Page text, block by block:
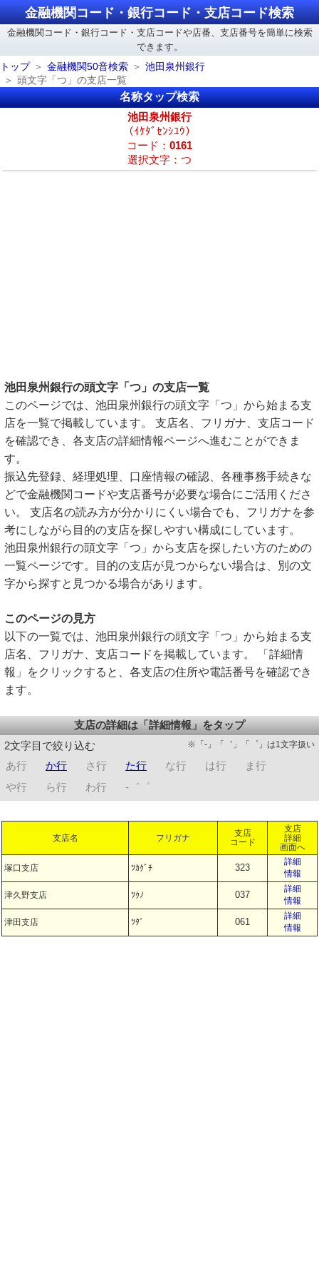
金融機関コード・銀行コード・支店コード検索
金融機関コード・銀行コード・支店コードや店番、支店番号を簡単に検索
できます。
トップ
金融機関50音検索
池田泉州銀行
頭文字「つ」の支店一覧
名称タップ検索
池田泉州銀行
（ｲｹﾀﾞｾﾝｼﾕｳ）
コード： 0161
選択文字：つ
池田泉州銀行の頭文字「つ」の支店一覧
このページでは、池田泉州銀行の頭文字「つ」から始まる支
店を一覧で掲載しています。 支店名、フリガナ、支店コード
を確認でき、各支店の詳細情報ページへ進むことができま
す。
振込先登録、経理処理、口座情報の確認、各種事務手続きな
どで金融機関コードや支店番号が必要な場合にご活用くださ
い。 支店名の読み方が分かりにくい場合でも、フリガナを参
考にしながら目的の支店を探しやすい構成にしています。
池田泉州銀行の頭文字「つ」から支店を探したい方のための
一覧ページです。目的の支店が見つからない場合は、別の文
字から探すと見つかる場合があります。
このページの見方
以下の一覧では、池田泉州銀行の頭文字「つ」から始まる支
店名、フリガナ、支店コードを掲載しています。 「詳細情
報」をクリックすると、各支店の住所や電話番号を確認でき
ます。
支店の詳細は「詳細情報」をタップ
2文字目で絞り込む
※「-」「゛」「゜」は1文字扱い
あ行 か行 さ行 た行 な行 は行
ま行
や行
ら行 わ行 -゛゜
支店名 フリガナ
支店
コード
支店
詳細
画面へ
塚口支店 ﾂｶｸﾞﾁ 323
詳細
情報
津久野支店 ﾂｸﾉ 037
詳細
情報
津田支店 ﾂﾀﾞ 061
詳細
情報